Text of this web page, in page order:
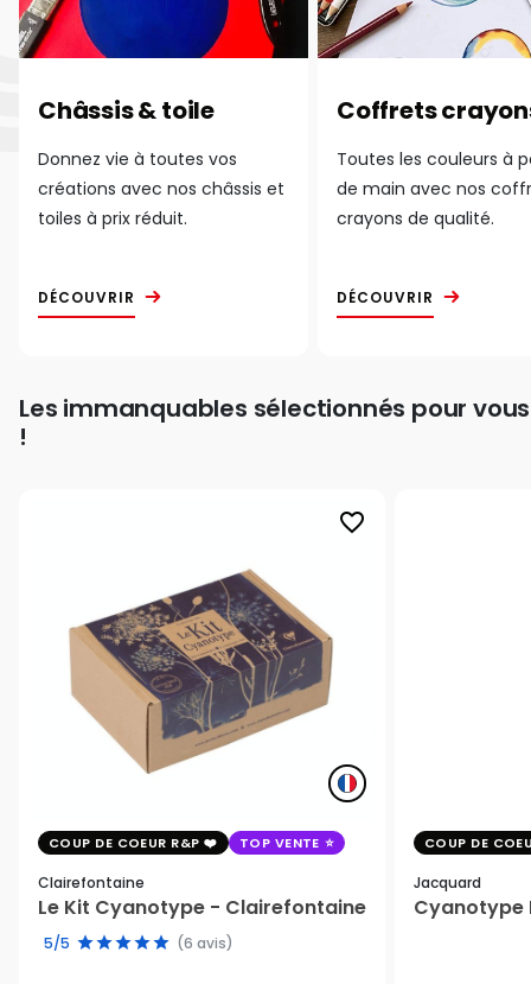
Châssis & toile
Donnez vie à toutes vos
créations avec nos châssis et
toiles à prix réduit.
DÉCOUVRIR
Coffrets
Toutes les couleurs à
de main avec nos
crayons de qualité.
DÉCOUVRIR
Les immanquables sélectionnés pour vous
!
favorite_border
COUP DE COEUR R&P TOP VENTE
Clairefontaine
Le Kit Cyanotype - Clairefontaine
5/5 (6 avis)
COUP DE
Jacquard
Cyanotype